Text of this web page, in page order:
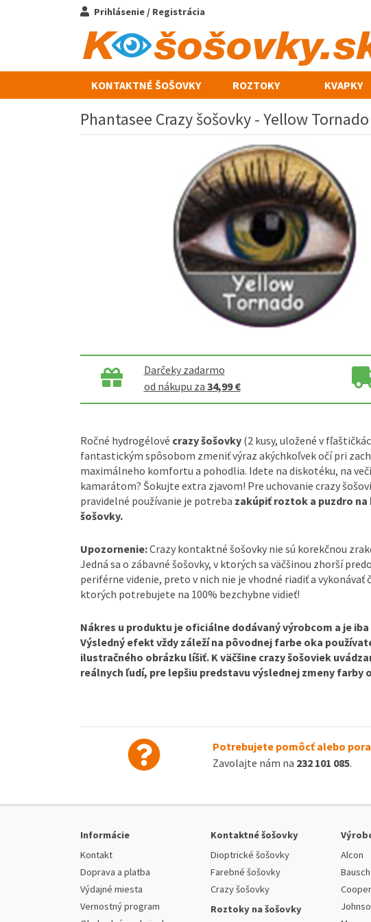
Prihlásenie / Registrácia
KONTAKTNÉ ŠOŠOVKY ROZTOKY KVAPKY
Phantasee Crazy šošovky - Yellow
Darčeky zadarmo
od nákupu za 34,99 €
Ročné hydrogélové crazy šošovky (2 kusy, uložené v
fantastickým spôsobom zmeniť výraz akýchkoľvek očí pri
maximálneho komfortu a pohodlia. Idete na diskotéku, na
kamarátom? Šokujte extra zjavom! Pre uchovanie crazy
pravidelné používanie je potreba zakúpiť roztok a puzdro
šošovky.
Upozornenie:Crazy kontaktné šošovky nie sú korekčnou
Jedná sa o zábavné šošovky, v ktorých sa väčšinou zhorší
periférne videnie, preto v nich nie je vhodné riadiť a vykonávať
ktorých potrebujete na 100% bezchybne vidieť!
Nákres u produktu je oficiálne dodávaný výrobcom a je
Výsledný efekt vždy záleží na pôvodnej farbe oka
ilustračného obrázku líšiť. K väčšine crazy šošoviek
reálnych ľudí, pre lepšiu predstavu výslednej zmeny farby
Potrebujete pomôcť alebo
Zavolajte nám na 232 101 085.
Informácie
Kontakt
Doprava a platba
Výdajné miesta
Vernostný program
Kontaktné šošovky
Dioptrické šošovky
Farebné šošovky
Crazy šošovky
Roztoky na šošovky
Alcon